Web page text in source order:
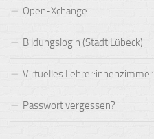
Open-Xchange
Bildungslogin (Stadt Lübeck)
Virtuelles Lehrer:innenzimmer
Passwort vergessen?